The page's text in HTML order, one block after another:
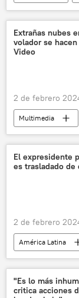
armas nucleares
🛡️ Fuerzas Armadas
maniobras
Extrañas nubes
volador se
Video
2 de febrero
Multimedia
📹 Videoclub
El expresidente
es trasladado
2 de febrero
América Latina
"Es lo más
critica acciones